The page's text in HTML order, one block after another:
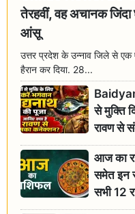
तेरहवीं, वह अचानक
आंसू
उत्तर प्रदेश के उन्नाव जिले से एक
हैरान कर दिया. 28...
से मुक्ति
रावण से
आज का
समेत इन
सभी 12